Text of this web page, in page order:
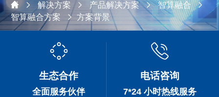
解决方案 产品解决方案
智算融合
智算融合方案
方案背景
生态合作
全面服务伙伴
电话咨询
7*24 小时热线服务